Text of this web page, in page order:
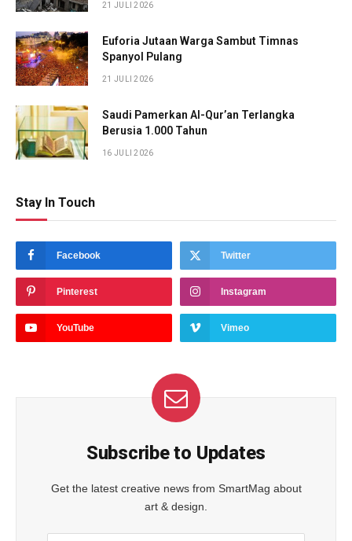
21 JULI 2026
Euforia Jutaan Warga Sambut Timnas
Spanyol Pulang
21 JULI 2026
Saudi Pamerkan Al-Qur’an Terlangka
Berusia 1.000 Tahun
16 JULI 2026
Stay In Touch
Facebook Twitter
Pinterest Instagram
YouTube Vimeo
Subscribe to Updates
Get the latest creative news from SmartMag about
art & design.